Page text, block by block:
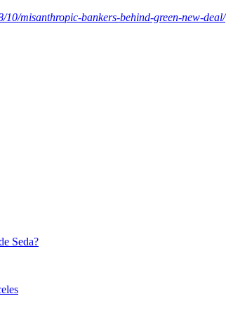
misanthropic-bankers-behind-green-new-deal/
Seda?